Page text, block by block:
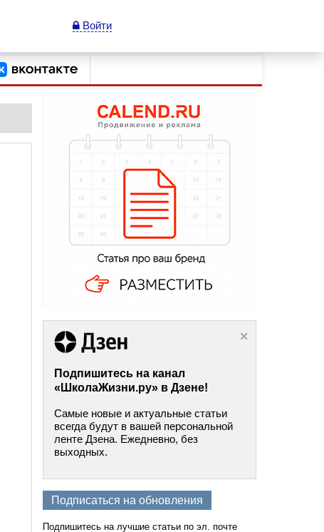
Войти
Подпишитесь на канал
«ШколаЖизни.ру» в Дзене!
Самые новые и актуальные статьи
всегда будут в вашей персональной
ленте Дзена. Ежедневно, без
выходных.
Подписаться на обновления
Подпишитесь на лучшие статьи по эл. почте